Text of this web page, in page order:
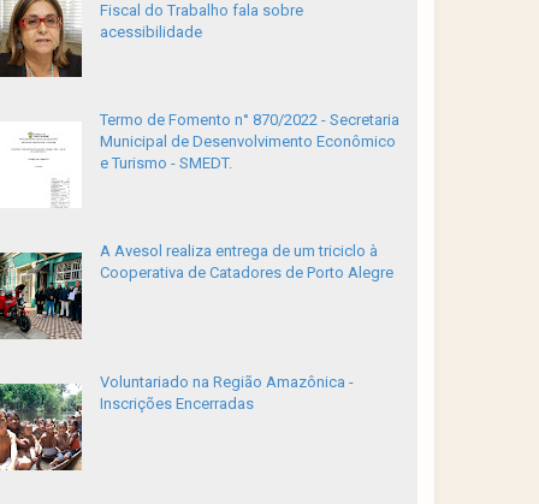
Fiscal do Trabalho fala sobre
acessibilidade
Termo de Fomento n° 870/2022 - Secretaria
Municipal de Desenvolvimento Econômico
e Turismo - SMEDT.
A Avesol realiza entrega de um triciclo à
Cooperativa de Catadores de Porto Alegre
Voluntariado na Região Amazônica -
Inscrições Encerradas